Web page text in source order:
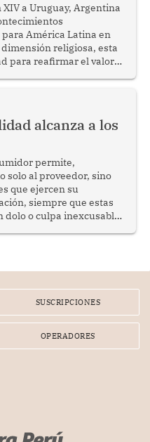
a Uruguay, Argentina
América Latina en
religiosa, esta
para reafirmar el valor
cohesión
alcanza a los
permite,
solo al proveedor, sino
que ejercen su
siempre que estas
dolo o culpa inexcusable
meet and greet con
SUSCRIPCIONES
OPERADORES